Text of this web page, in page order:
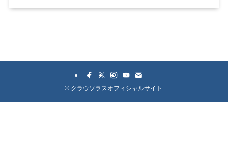
©クラウソラスオフィシャルサイト.